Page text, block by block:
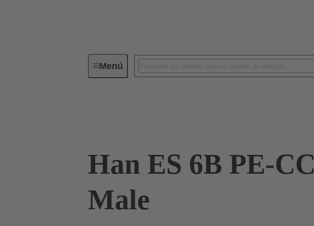
MenúConectores industriales / Han®
Han ES 6B PE-CC
Male